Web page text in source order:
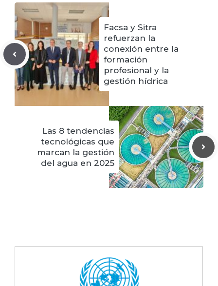
Facsa y Sitra
refuerzan la
conexión entre la
formación
profesional y la
gestión hídrica
Las 8 tendencias
tecnológicas que
marcan la gestión
del agua en 2025